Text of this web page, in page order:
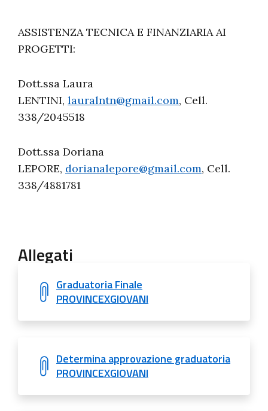
ASSISTENZA TECNICA E FINANZIARIA AI
PROGETTI:
Dott.ssa Laura
LENTINI, lauralntn@gmail.com, Cell.
338/2045518
Dott.ssa Doriana
LEPORE, dorianalepore@gmail.com, Cell.
338/4881781
Allegati
Graduatoria Finale
PROVINCEXGIOVANI
Determina approvazione graduatoria
PROVINCEXGIOVANI